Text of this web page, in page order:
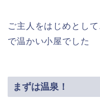
ご主人をはじめとし
で温かい小屋でした
まずは温泉！